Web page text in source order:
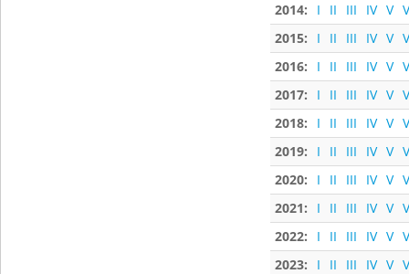
2014:
I II III IV V
2015:
I II III IV V
2016:
I II III IV V
2017:
I II III IV V
2018:
I II III IV V
2019:
I II III IV V
2020:
I II III IV V
2021:
I II III IV V
2022:
I II III IV V
2023:
I II III IV V